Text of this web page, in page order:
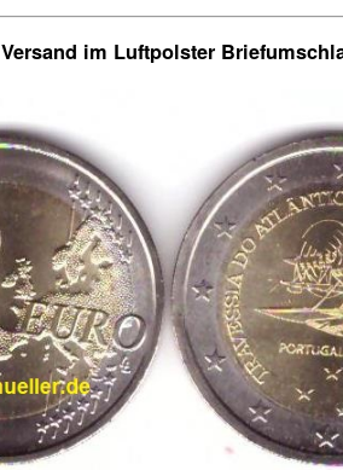
Versand im Luftpolster